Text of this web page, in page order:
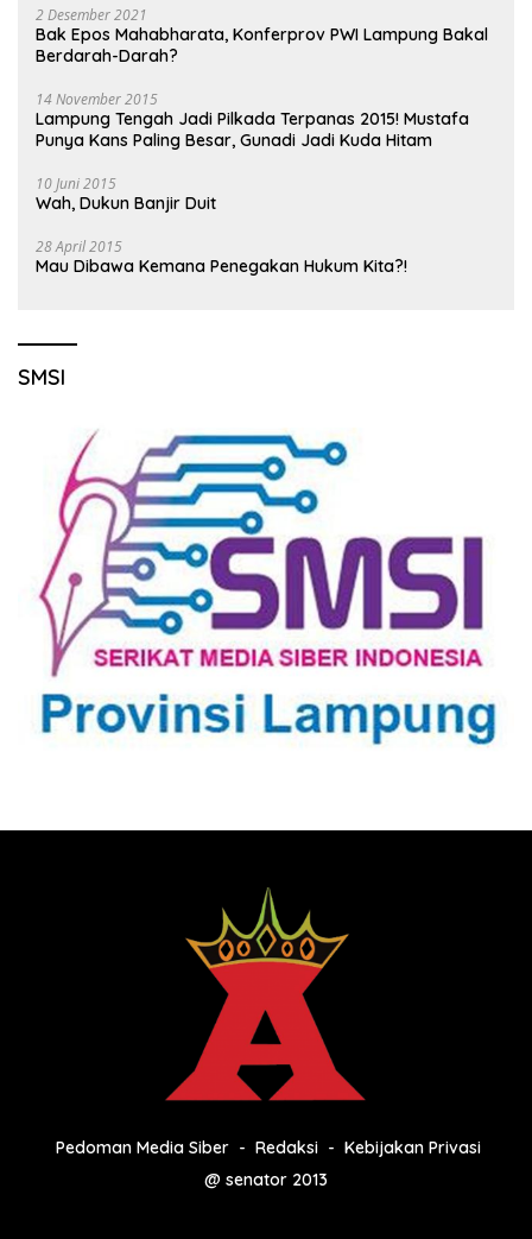
2 Desember 2021
Bak Epos Mahabharata, Konferprov PWI Lampung Bakal
Berdarah-Darah?
14 November 2015
Lampung Tengah Jadi Pilkada Terpanas 2015! Mustafa
Punya Kans Paling Besar, Gunadi Jadi Kuda Hitam
10 Juni 2015
Wah, Dukun Banjir Duit
28 April 2015
Mau Dibawa Kemana Penegakan Hukum Kita?!
SMSI
Pedoman Media Siber Redaksi
Kebijakan Privasi
@ senator 2013